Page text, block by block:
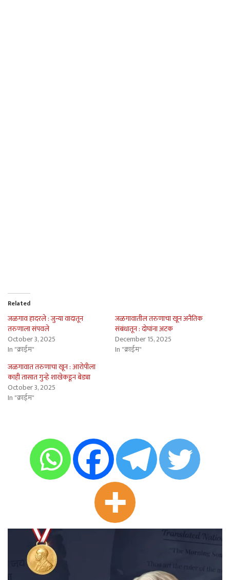
Related
जळगाव हादरले : जुन्या वादातून
तरुणाला संपवले
October 3, 2025
In "क्राईम"
जळगावातील तरुणाचा खून अनैतिक
संबंधातून : दोघांना अटक
December 15, 2025
In "क्राईम"
जळगावात तरुणाचा खून : आरोपीला
काही तासात गुन्हे शाखेकडून बेड्या
October 3, 2025
In "क्राईम"